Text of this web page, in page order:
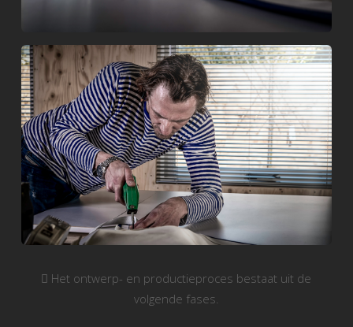
Het ontwerp- en productieproces bestaat uit de
volgende fases.